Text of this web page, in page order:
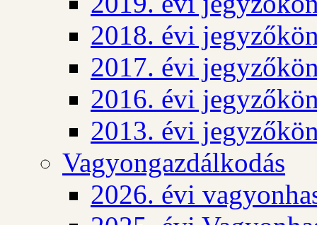
2018. évi
2017. évi
2016. évi
2013. évi
Vagyongazdálkodás
2026. évi